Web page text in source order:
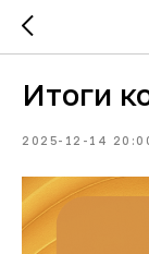
Итоги
2025-12-14